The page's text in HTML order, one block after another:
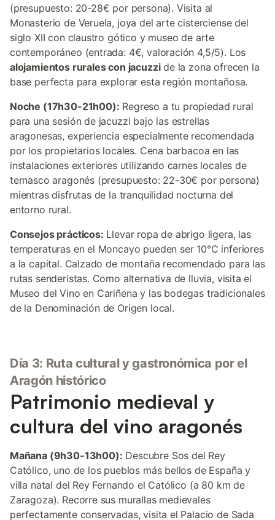
(presupuesto: 20-28€ por persona). Visita al
Monasterio de Veruela, joya del arte cisterciense del
siglo XII con claustro gótico y museo de arte
contemporáneo (entrada: 4€, valoración 4,5/5). Los
alojamientos rurales con jacuzzide la zona ofrecen la
base perfecta para explorar esta región montañosa.
Noche (17h30-21h00): Regreso a tu propiedad rural
para una sesión de jacuzzi bajo las estrellas
aragonesas, experiencia especialmente recomendada
por los propietarios locales. Cena barbacoa en las
instalaciones exteriores utilizando carnes locales de
ternasco aragonés (presupuesto: 22-30€ por persona)
mientras disfrutas de la tranquilidad nocturna del
entorno rural.
Consejos prácticos: Llevar ropa de abrigo ligera, las
temperaturas en el Moncayo pueden ser 10°C inferiores
a la capital. Calzado de montaña recomendado para las
rutas senderistas. Como alternativa de lluvia, visita el
Museo del Vino en Cariñena y las bodegas tradicionales
de la Denominación de Origen local.
Día 3: Ruta cultural y gastronómica por el
Aragón histórico
Patrimonio medieval y
cultura del vino aragonés
Mañana (9h30-13h00): Descubre Sos del Rey
Católico, uno de los pueblos más bellos de España y
villa natal del Rey Fernando el Católico (a 80 km de
Zaragoza). Recorre sus murallas medievales
perfectamente conservadas, visita el Palacio de Sada